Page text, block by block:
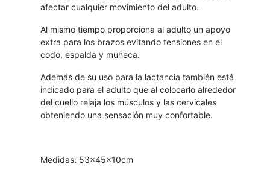
afectar cualquier movimiento del adulto.
Al mismo tiempo proporciona al adulto un apoyo
extra para los brazos evitando tensiones en el
codo, espalda y muñeca.
Además de su uso para la lactancia también está
indicado para el adulto que al colocarlo alrededor
del cuello relaja los músculos y las cervicales
obteniendo una sensación muy confortable.
Medidas: 53x45x10cm